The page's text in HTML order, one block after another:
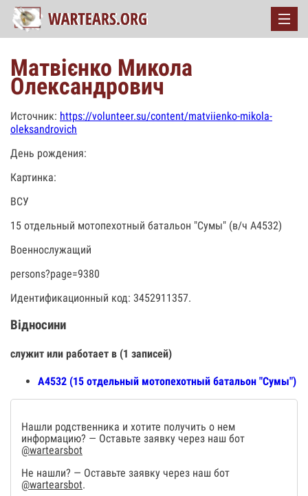
Матвієнко Микола
Олександрович
Источник: https://volunteer.su/content/matviienko-mikola-
oleksandrovich
День рождения:
Картинка:
ВСУ
15 отдельный мотопехотный батальон "Сумы" (в/ч А4532)
Военнослужащий
persons?page=9380
Идентификационный код: 3452911357.
Відносини
служит или работает в (1 записей)
А4532 (15 отдельный мотопехотный батальон "Сумы")
Нашли родственника и хотите получить о нем
информацию? — Оставьте заявку через наш бот
@wartearsbot
Не нашли? — Оставьте заявку через наш бот
@wartearsbot.